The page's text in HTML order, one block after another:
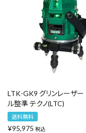
LTK-GK9 グリンレーザー
ル整準 テクノ(LTC)
送料無料
¥95,975 税込